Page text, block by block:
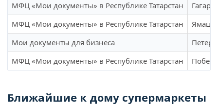
МФЦ «Мои документы» в Республике Татарстан
МФЦ «Мои документы» в Республике Татарстан
Мои документы для бизнеса
МФЦ «Мои документы» в Республике Татарстан
Ближайшие к дому супермаркеты